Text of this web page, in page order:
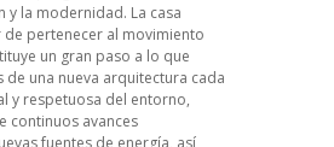
y la modernidad. La casa
de pertenecer al movimiento
un gran paso a lo que
de una nueva arquitectura cada
y respetuosa del entorno,
continuos avances
fuentes de energía, así